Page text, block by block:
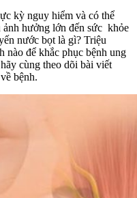
kỳ nguy hiểm và có thể
hưởng lớn đến sức khỏe
nước bọt là gì? Triệu
nào để khắc phục bệnh ung
cùng theo dõi bài viết
bệnh.